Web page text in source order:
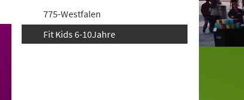
775-Westfalen
Fit Kids 6-10Jahre